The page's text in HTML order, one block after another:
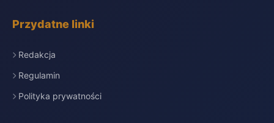
Przydatne linki
Redakcja
Regulamin
Polityka prywatności